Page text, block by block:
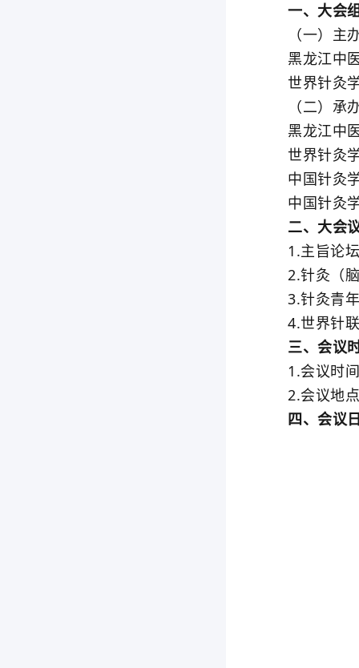
一、大会组
（一）主办
黑龙江中医
世界针灸学
（二）承办
黑龙江中医
世界针灸学
中国针灸学
中国针灸学
二、大会议
1.主旨论
2.针灸（脑
3.针灸青年
4.世界针联
三、会议时
1.会议时间
2.会议地点
四、会议